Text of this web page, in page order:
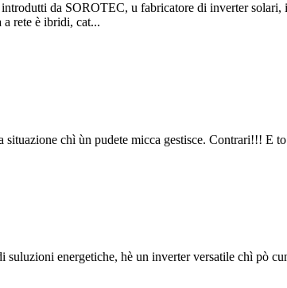
da SOROTEC, u fabricatore di inverter
rete è ibridi, cat...
chì ùn pudete micca gestisce. Contrari!!! E
energetiche, hè un inverter versatile chì pò